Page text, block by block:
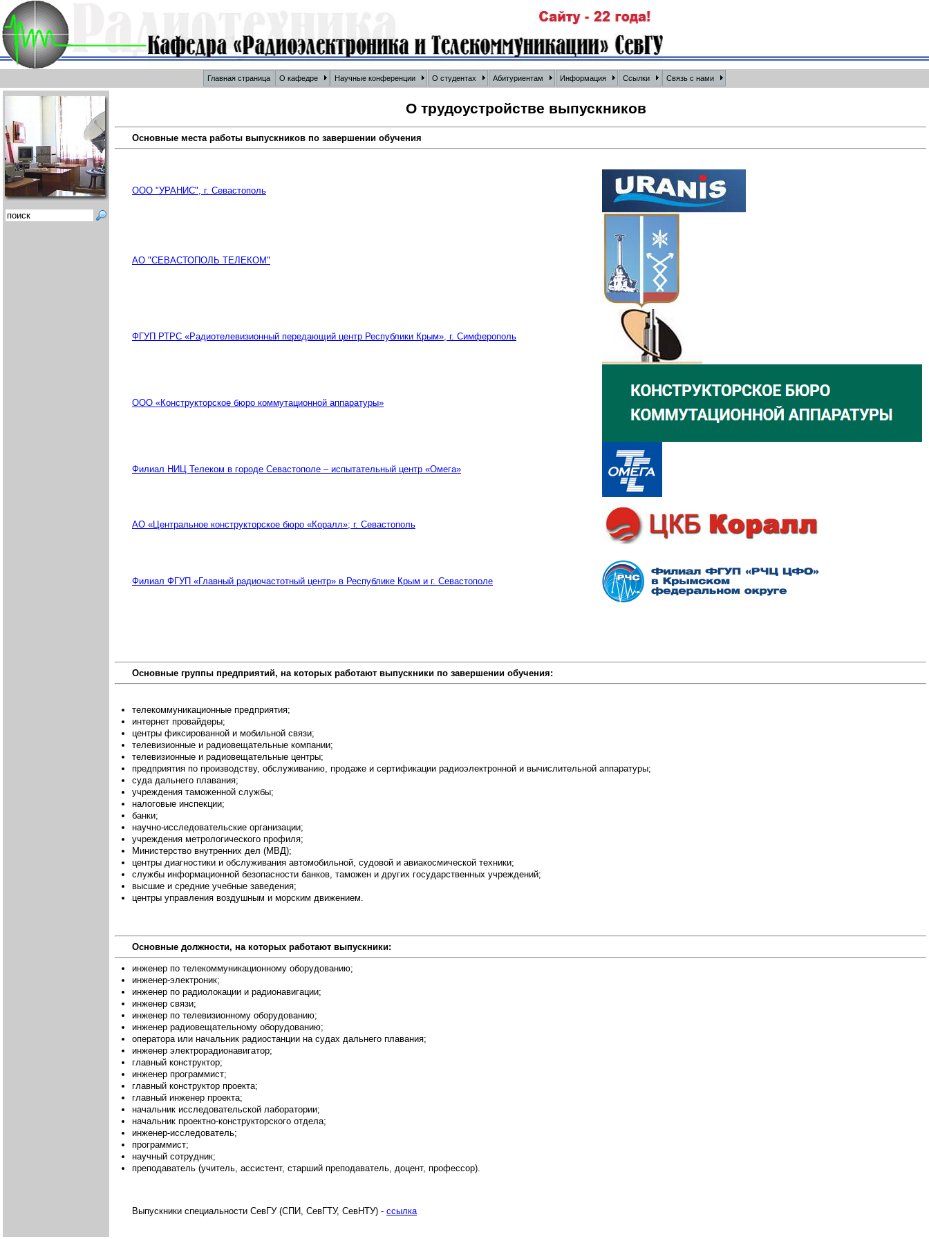
Главная страница О кафедре Научные конференции О студентах Абитуриентам Информация Ссылки Связь с нами
О трудоустройстве выпускников
Основные места работы выпускников по завершении обучения
ООО "УРАНИС", г. Севастополь
АО "СЕВАСТОПОЛЬ ТЕЛЕКОМ"
ФГУП РТРС «Радиотелевизионный передающий центр Республики Крым», г. Симферополь
ООО «Конструкторское бюро коммутационной аппаратуры»
Филиал НИЦ Телеком в городе Севастополе – испытательный центр «Омега»
АО «Центральное конструкторское бюро «Коралл»; г. Севастополь
Филиал ФГУП «Главный радиочастотный центр» в Республике Крым и г. Севастополе
Основные группы предприятий, на которых работают выпускники по завершении обучения:
телекоммуникационные предприятия;
интернет провайдеры;
центры фиксированной и мобильной связи;
телевизионные и радиовещательные компании;
телевизионные и радиовещательные центры;
предприятия по производству, обслуживанию, продаже и сертификации радиоэлектронной и вычислительной аппаратуры;
суда дальнего плавания;
учреждения таможенной службы;
налоговые инспекции;
банки;
научно-исследовательские организации;
учреждения метрологического профиля;
Министерство внутренних дел (МВД);
центры диагностики и обслуживания автомобильной, судовой и авиакосмической техники;
службы информационной безопасности банков, таможен и других государственных учреждений;
высшие и средние учебные заведения;
центры управления воздушным и морским движением.
Основные должности, на которых работают выпускники:
инженер по телекоммуникационному оборудованию;
инженер-электроник;
инженер по радиолокации и радионавигации;
инженер связи;
инженер по телевизионному оборудованию;
инженер радиовещательному оборудованию;
оператора или начальник радиостанции на судах дальнего плавания;
инженер электрорадионавигатор;
главный конструктор;
инженер программист;
главный конструктор проекта;
главный инженер проекта;
начальник исследовательской лаборатории;
начальник проектно-конструкторского отдела;
инженер-исследователь;
программист;
научный сотрудник;
преподаватель (учитель, ассистент, старший преподаватель, доцент, профессор).
Выпускники специальности СевГУ (СПИ, СевГТУ, СевНТУ) - ссылка